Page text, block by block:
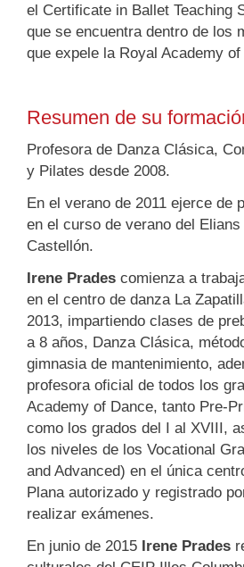
el Certificate in Ballet Teaching
que se encuentra dentro de los
que expele la Royal Academy of
Resumen de su
Profesora de Danza Clásica,
y Pilates desde 2008.
En el verano de 2011 ejerce de
en el curso de verano del
Castellón.
Irene Prades comienza a
en el centro de danza La
2013, impartiendo clases de
a 8 años, Danza Clásica,
gimnasia de mantenimiento,
profesora oficial de todos los
Academy of Dance, tanto Pre-
como los grados del I al XVIII,
los niveles de los Vocational
and Advanced) en el única
Plana autorizado y registrado
realizar exámenes.
En junio de 2015 Irene Prades